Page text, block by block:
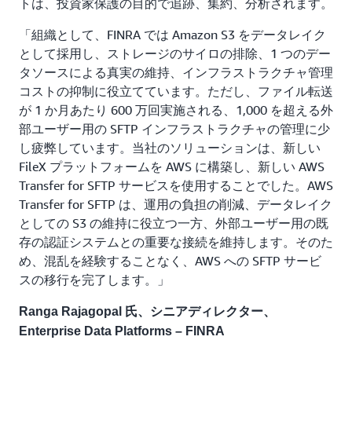
「組織として、FINRA では Amazon S3 をデータレイク
として採用し、ストレージのサイロの排除、1 つのデー
タソースによる真実の維持、インフラストラクチャ管理
コストの抑制に役立てています。ただし、ファイル転送
が 1 か月あたり 600 万回実施される、1,000 を超える外
部ユーザー用の SFTP インフラストラクチャの管理に少
し疲弊しています。当社のソリューションは、新しい
FileX プラットフォームを AWS に構築し、新しい AWS
Transfer for SFTP サービスを使用することでした。AWS
Transfer for SFTP は、運用の負担の削減、データレイク
としての S3 の維持に役立つ一方、外部ユーザー用の既
存の認証システムとの重要な接続を維持します。そのた
め、混乱を経験することなく、AWS への SFTP サービ
スの移行を完了します。」
Ranga Rajagopal 氏、シニアディレクター、
Enterprise Data Platforms – FINRA